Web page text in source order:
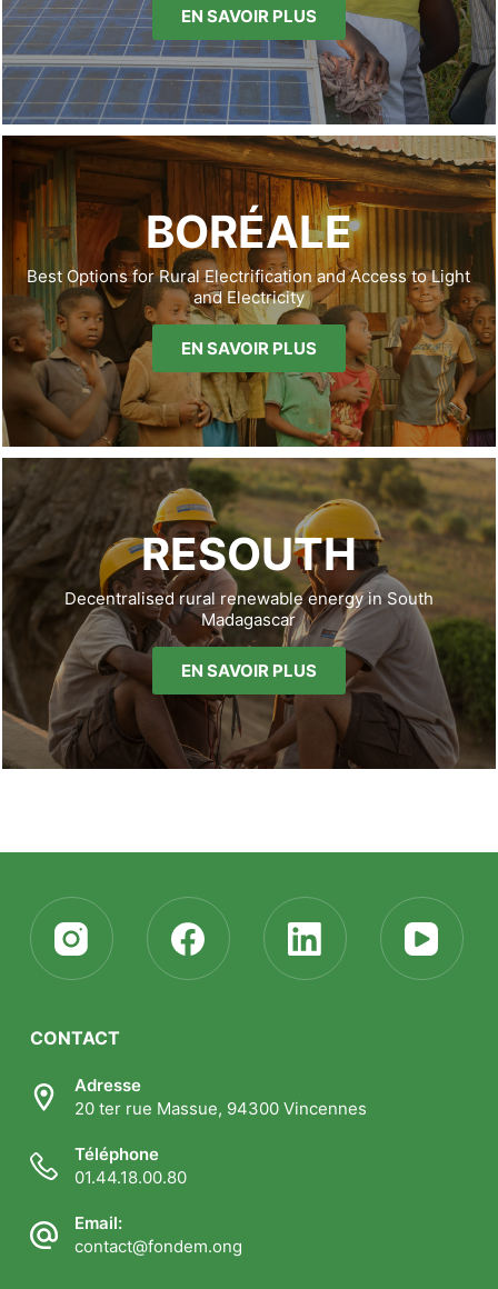
EN SAVOIR PLUS
BORÉALE
Best Options for Rural Electrification and Access to Light
and Electricity
EN SAVOIR PLUS
RESOUTH
Decentralised rural renewable energy in South
Madagascar
EN SAVOIR PLUS
CONTACT
Adresse
20 ter rue Massue, 94300 Vincennes
Téléphone
01.44.18.00.80
Email:
contact@fondem.ong